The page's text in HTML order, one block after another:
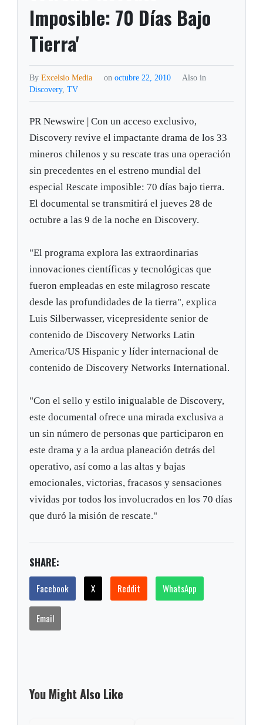
Imposible: 70 Días Bajo
Tierra'
ByExcelsio Media on octubre 22, 2010
Also in
Discovery,TV
PR Newswire | Con un acceso exclusivo,
Discovery revive el impactante drama de los 33
mineros chilenos y su rescate tras una operación
sin precedentes en el estreno mundial del
especial Rescate imposible: 70 días bajo tierra.
El documental se transmitirá el jueves 28 de
octubre a las 9 de la noche en Discovery.
"El programa explora las extraordinarias
innovaciones científicas y tecnológicas que
fueron empleadas en este milagroso rescate
desde las profundidades de la tierra", explica
Luis Silberwasser, vicepresidente senior de
contenido de Discovery Networks Latin
America/US Hispanic y líder internacional de
contenido de Discovery Networks International.
"Con el sello y estilo inigualable de Discovery,
este documental ofrece una mirada exclusiva a
un sin número de personas que participaron en
este drama y a la ardua planeación detrás del
operativo, así como a las altas y bajas
emocionales, victorias, fracasos y sensaciones
vividas por todos los involucrados en los 70 días
que duró la misión de rescate."
SHARE:
Facebook X Reddit WhatsApp
Email
You Might Also Like